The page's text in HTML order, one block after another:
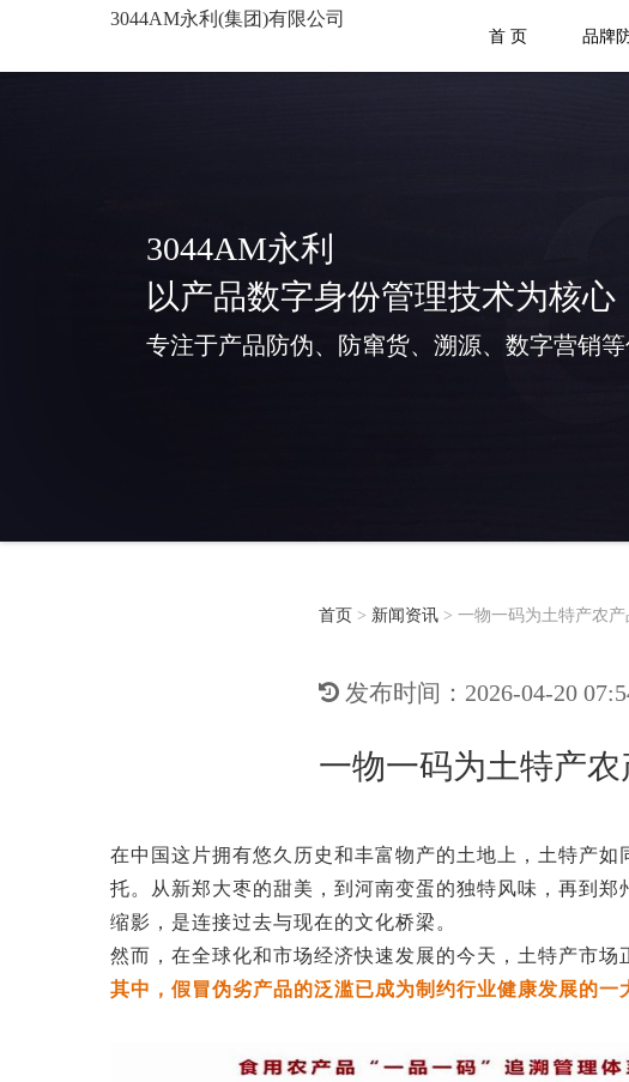
3044AM永利(集团)有限公司
首 页
品牌
3044AM永利
以产品数字身份管理技术为核心
专注于产品防伪、防窜货、溯源、数字营销
首页 > 新闻资讯 > 一物一码为土特产农
发布时间：2026-04-20
一物一码为土特产
在中国这片拥有悠久历史和丰富物产的土地上，土特产
托。从新郑大枣的甜美，到河南变蛋的独特风味，再到
缩影，是连接过去与现在的文化桥梁。
然而，在全球化和市场经济快速发展的今天，土特产市场
其中，假冒伪劣产品的泛滥已成为制约行业健康发展的一